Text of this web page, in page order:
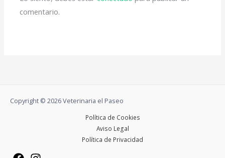
comentario.
Copyright © 2026 Veterinaria el Paseo
Política de Cookies
Aviso Legal
Política de Privacidad